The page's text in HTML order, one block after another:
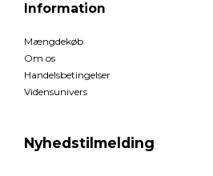
Information
Mængdekøb
Om os
Handelsbetingelser
Vidensunivers
Nyhedstilmelding